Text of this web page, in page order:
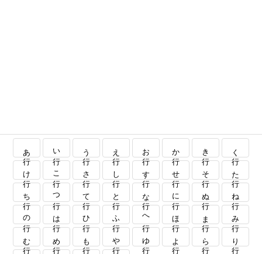
あ行 い行 う行 え行 お行 か行 き行 く行
け行 こ行 さ行 し行 す行 せ行 そ行 た行
ち行 つ行 て行 と行 な行 に行 ぬ行 ね行
の行 は行 ひ行 ふ行 へ行 ほ行 ま行 み行
む行 め行 も行 や行 ゆ行 よ行 ら行 り行